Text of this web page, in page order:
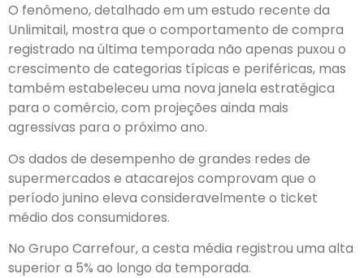
O fenômeno, detalhado em um estudo recente da
Unlimitail, mostra que o comportamento de compra
registrado na última temporada não apenas puxou o
crescimento de categorias típicas e periféricas, mas
também estabeleceu uma nova janela estratégica
para o comércio, com projeções ainda mais
agressivas para o próximo ano.
Os dados de desempenho de grandes redes de
supermercados e atacarejos comprovam que o
período junino eleva consideravelmente o ticket
médio dos consumidores.
No Grupo Carrefour, a cesta média registrou uma alta
superior a 5% ao longo da temporada.